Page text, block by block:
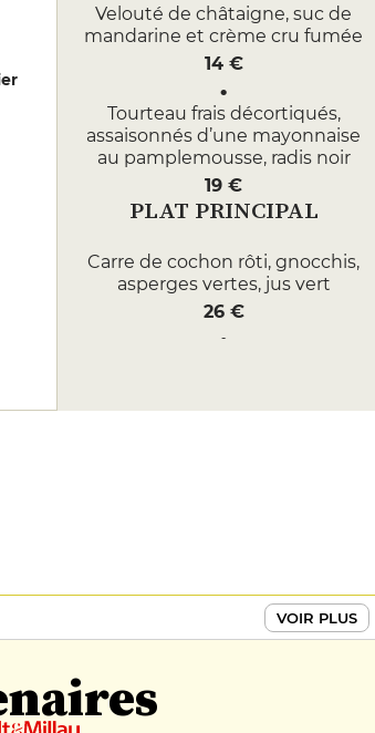
Velouté de châtaigne, suc de
mandarine et crème cru fumée
14 €
Tourteau frais décortiqués,
assaisonnés d’une mayonnaise
au pamplemousse, radis noir
19 €
PLAT PRINCIPAL
Carre de cochon rôti, gnocchis,
asperges vertes, jus vert
26 €
épinards au citron
Savarin verveine, mélisse et
chocolat blanc et ananas pain de
VOIR PLUS